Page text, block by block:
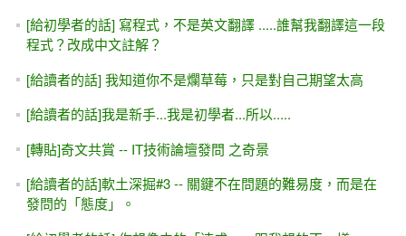
[給初學者的話] 寫程式，不是英文翻譯 .....誰幫我翻譯這一段
程式？改成中文註解？
[給讀者的話] 我知道你不是爛草莓，只是對自己期望太高
[給讀者的話]我是新手...我是初學者...所以.....
[轉貼]奇文共賞 -- IT技術論壇發問 之奇景
[給讀者的話]軟土深掘#3 -- 關鍵不在問題的難易度，而是在
發問的「態度」。